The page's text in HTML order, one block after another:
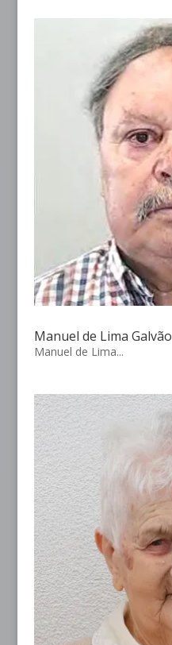
Manuel de Lima Galvão
Manuel de Lima...